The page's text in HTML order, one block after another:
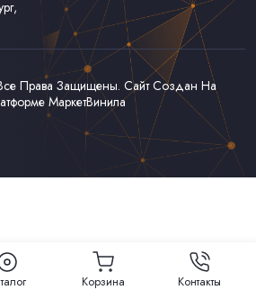
Права Защищены. Сайт Создан На
МаркетВинила
Корзина Контакты